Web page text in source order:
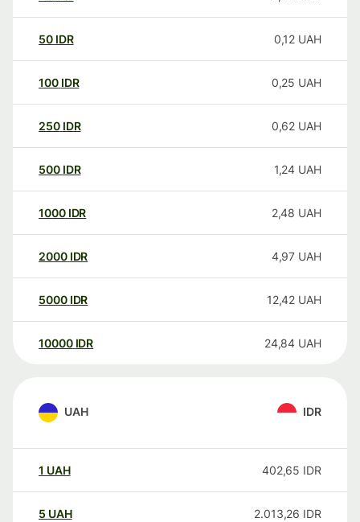
50 IDR 0,12 UAH
100 IDR 0,25 UAH
250 IDR 0,62 UAH
500 IDR 1,24 UAH
1000 IDR 2,48 UAH
2000 IDR 4,97 UAH
5000 IDR 12,42 UAH
10000 IDR 24,84 UAH
UAH IDR
1 UAH 402,65 IDR
5 UAH 2.013,26 IDR